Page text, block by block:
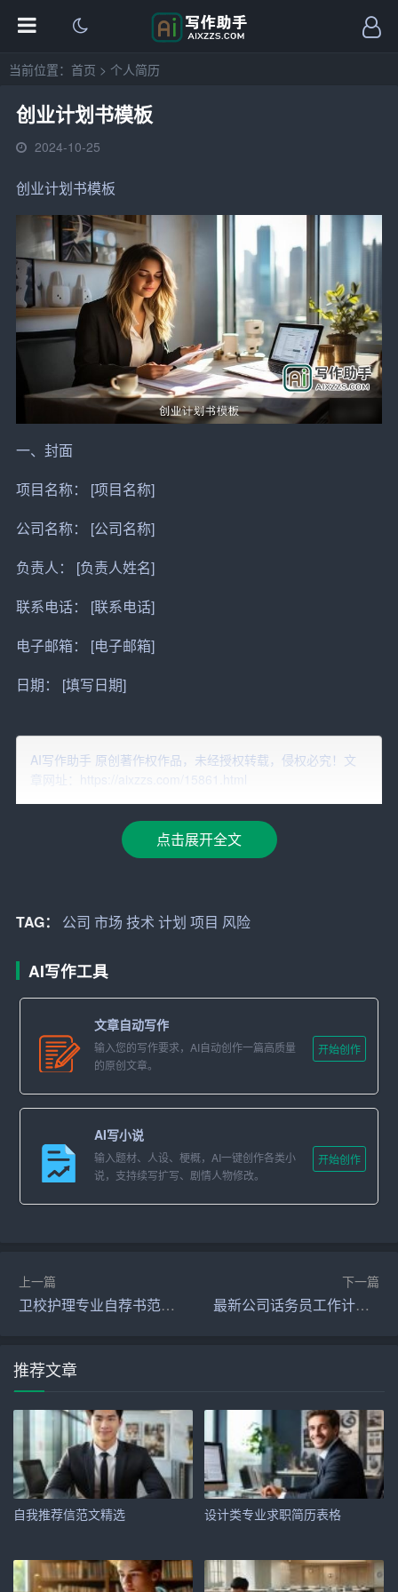
当前位置： 首页 > 个人简历
创业计划书模板
2024-10-25
创业计划书模板
一、封面
项目名称： [项目名称]
公司名称： [公司名称]
负责人： [负责人姓名]
联系电话： [联系电话]
电子邮箱： [电子邮箱]
日期： [填写日期]
1. 摘要
2. 公司概述
– 组织结构
3.
分析
– 行业分析
– 目标市场
– 竞争分析
4. 产品与服务
– 产品/服务描述
5. 营销策略
– 市场定位
– 销售渠道
6. 运营计划
– 生产计划
– 供应链管理
7. 财务计划
AI写作助手 原创著作权作品，未经授权转载，侵权必究！文
章网址：https://aixzzs.com/15861.html
点击展开全文
TAG： 公司 市场 技术 计划 项目 风险
AI写作工具
文章自动写作
输入您的写作要求，AI自动创作一篇高质量
的原创文章。
开始创作
AI写小说
输入题材、人设、梗概，AI一键创作各类小
说，支持续写扩写、剧情人物修改。
开始创作
上一篇
卫校护理专业自荐书范文_自荐书
下一篇
最新公司话务员工作计划范文
推荐文章
自我推荐信范文精选 设计类专业求职简历表格